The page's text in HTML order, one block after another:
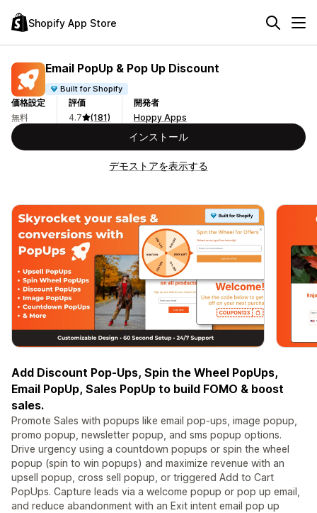
Shopify App Store
Email PopUp & Pop Up Discount
Built for Shopify
価格設定
無料
評価
4.7
(181)
開発者
Hoppy Apps
インストール
デモストアを表示する
Add Discount Pop-Ups, Spin the Wheel PopUps,
Email PopUp, Sales PopUp to build FOMO & boost
sales.
Promote Sales with popups like email pop-ups, image popup,
promo popup, newsletter popup, and sms popup options.
Drive urgency using a countdown popups or spin the wheel
popup (spin to win popups) and maximize revenue with an
upsell popup, cross sell popup, or triggered Add to Cart
PopUps. Capture leads via a welcome popup or pop up email,
and reduce abandonment with an Exit intent email pop up